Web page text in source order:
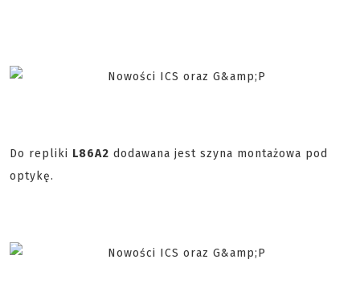
Do repliki L86A2 dodawana jest szyna montażowa pod
optykę.